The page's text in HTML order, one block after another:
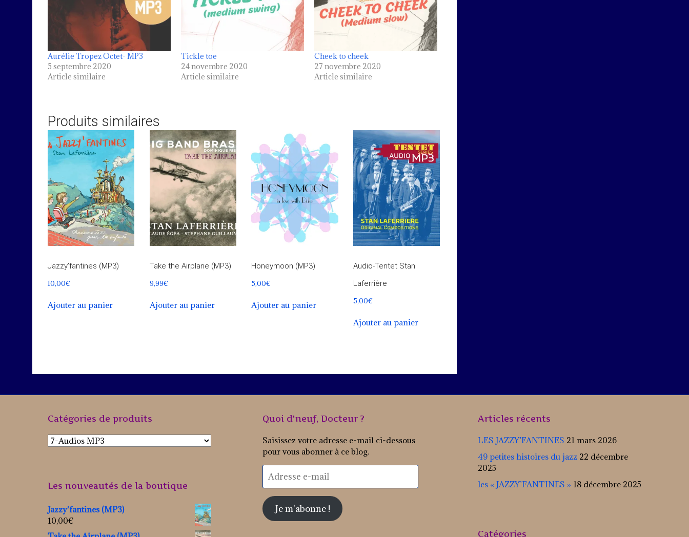
Aurélie Tropez Octet- MP3
5 septembre 2020
Article similaire
Tickle toe
24 novembre 2020
Article similaire
Cheek to cheek
27 novembre 2020
Article similaire
Produits similaires
Jazzy’fantines (MP3)
10,00€
Ajouter au panier
Take the Airplane (MP3)
9,99€
Ajouter au panier
Honeymoon (MP3)
5,00€
Ajouter au panier
Audio-Tentet Stan
Laferrière
5,00€
Ajouter au panier
Catégories de produits
Les nouveautés de la boutique
Jazzy'fantines (MP3)
10,00€
Quoi d'neuf, Docteur ?
Saisissez votre adresse e-mail ci-dessous
pour vous abonner à ce blog.
Adresse
e-
Je m'abonne !
Articles récents
LES JAZZY’FANTINES 21 mars 2026
49 petites histoires du jazz 22 décembre
2025
les « JAZZY’FANTINES » 18 décembre 2025
Catégories